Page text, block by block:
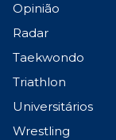
Opinião
Radar
Taekwondo
Triathlon
Universitários
Wrestling